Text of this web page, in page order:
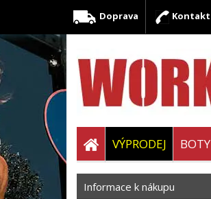
Doprava Kontakt
VÝPRODEJ BOTY
Informace k nákupu